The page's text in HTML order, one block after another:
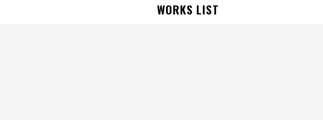
WORKS LIST